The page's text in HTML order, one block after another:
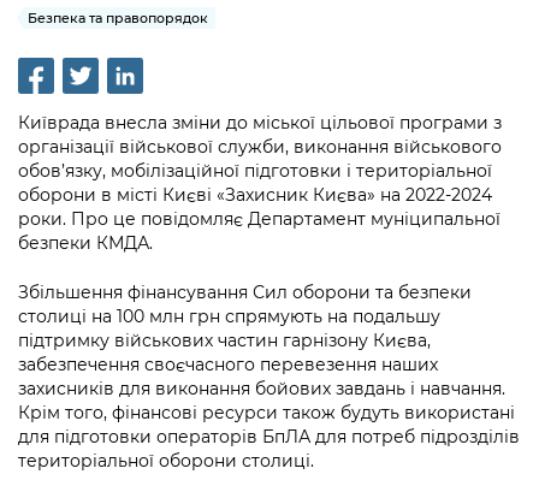
Рішення та розпорядження
Проєкти розпоряджень, що
перебувають на погодженні КМВА
Рішення Київради
Контактна інформація
Графік роботи та прийому громадян
Вакансії
Статистика
Звернення громадян
Регуляторна діяльність
Освіта та навчальні заклади
Дороги, транспорт та парковки
Навколишнє середовище міста
Містобудування та земельні ділянки
Культура, спорт, дозвілля
Фінанси та бюджет
Безпека та правопорядок
Ритуальні послуги
Іноземцям / For foreigners
Громадська експертиза
Громадський бюджет
Консультації з громадськістю
Громадська рада
Петиції
Контактний центр
Допомога учасникам АТО
Рада з питань внутрішньо переміщених
осіб при Київській міській військовій
Інформація з обмеженим доступом
Проекти нормативно-правових та
інших актів
Нормативна база
Питання і відповіді про публічну
інформацію
Порядок оскарження рішень, дій чи
бездіяльності розпорядників інформації
Звіти про опрацювання запитів на
публічну інформацію
Медіагалерея
Підписатися на новини та анонси від
from the KCSA
Порядок акредитації медіа /
Accreditation process
Подати журналістський запит /
Submitting a media request
Зйомки в лікарнях в умовах воєнного
стану / Rules for media coverage of
hospitals at work under martial law
Контакти для медіа / Contacts for mass
media
Безпека та правопорядок
Київрада внесла зміни до міської цільової програми з
організації військової служби, виконання військового
обов’язку, мобілізаційної підготовки і територіальної
оборони в місті Києві «Захисник Києва» на 2022-2024
роки. Про це повідомляє Департамент муніципальної
безпеки КМДА.
Збільшення фінансування Сил оборони та безпеки
столиці на 100 млн грн спрямують на подальшу
підтримку військових частин гарнізону Києва,
забезпечення своєчасного перевезення наших
захисників для виконання бойових завдань і навчання.
Крім того, фінансові ресурси також будуть використані
для підготовки операторів БпЛА для потреб підрозділів
територіальної оборони столиці.